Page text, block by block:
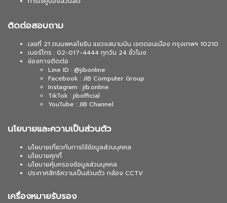
ติดต่อสอบถาม
เลขที่ 21 ถนนพหลโยธิน แขวงสนามบิน เขตดอนเมือง กรุงเทพฯ 10210
เบอร์โทร : 02-017-4444 ทุกวัน 24 ชั่วโมง
ช่องทางติดต่อ
Line ID : @jibonline
Facebook : JIB Computer Group
Instagram : jib.online
TikTok : jibofficial
YouTube : JIB Channel
นโยบายและความเป็นส่วนตัว
นโยบายเกี่ยวกับการใช้ข้อมูลส่วนบุคคล
นโยบายคุกกี้
นโยบายคุ้มครองข้อมูลส่วนบุคคล
ประกาศสิทธิความเป็นส่วนตัว กล้อง CCTV
เครื่องหมายรับรอง